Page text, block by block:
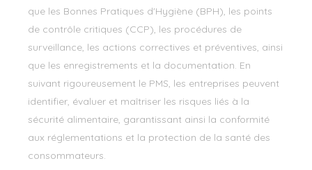
que les Bonnes Pratiques d'Hygiène (BPH), les points
de contrôle critiques (CCP), les procédures de
surveillance, les actions correctives et préventives, ainsi
que les enregistrements et la documentation. En
suivant rigoureusement le PMS, les entreprises peuvent
identifier, évaluer et maîtriser les risques liés à la
sécurité alimentaire, garantissant ainsi la conformité
aux réglementations et la protection de la santé des
consommateurs.